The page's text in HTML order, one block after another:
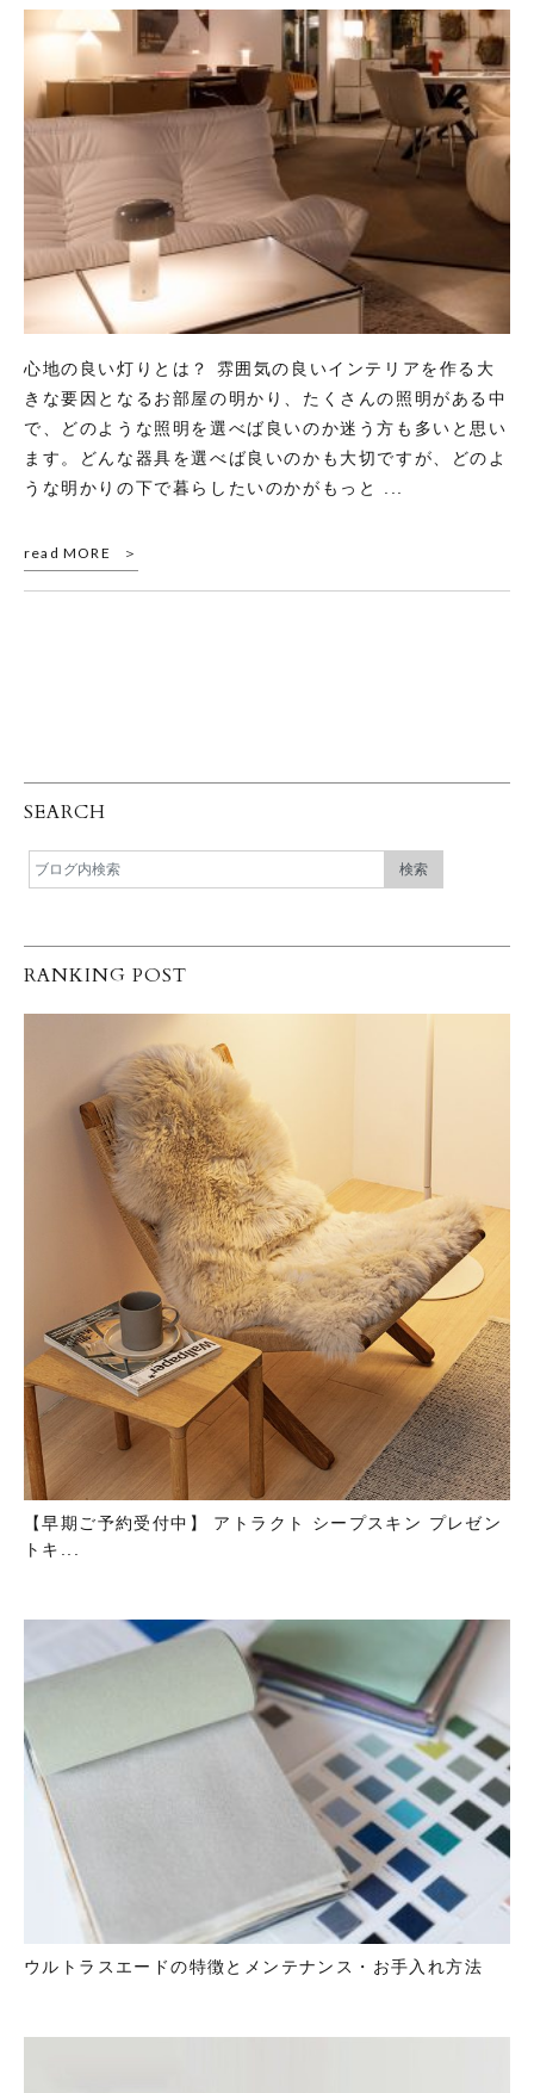
心地の良い灯りとは？ 雰囲気の良いインテリアを作る大
きな要因となるお部屋の明かり、たくさんの照明がある中
で、どのような照明を選べば良いのか迷う方も多いと思い
ます。どんな器具を選べば良いのかも大切ですが、どのよ
うな明かりの下で暮らしたいのかがもっと ...
read MORE
SEARCH
RANKING POST
【早期ご予約受付中】 アトラクト シープスキン プレゼン
トキ...
ウルトラスエードの特徴とメンテナンス・お手入れ方法